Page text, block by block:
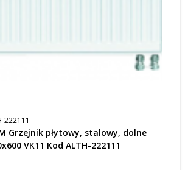
222111
Grzejnik płytowy, stalowy, dolne
VK11 Kod ALTH-222111